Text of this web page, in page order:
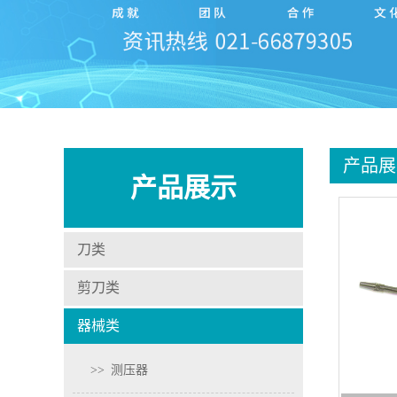
产品展示
刀类
剪刀类
器械类
>> 测压器
产品